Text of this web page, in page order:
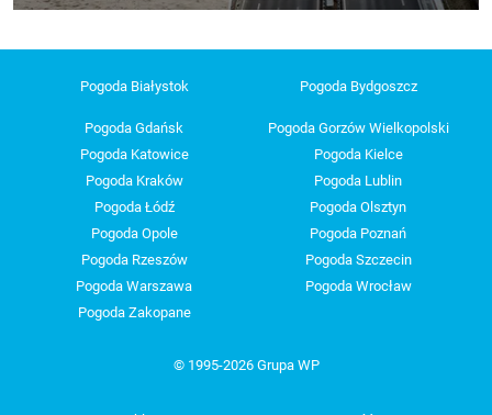
Pogoda Białystok Pogoda Bydgoszcz
Pogoda Gdańsk
Pogoda Gorzów Wielkopolski
Pogoda Katowice
Pogoda Kielce
Pogoda Kraków
Pogoda Lublin
Pogoda Łódź
Pogoda Olsztyn
Pogoda Opole
Pogoda Poznań
Pogoda Rzeszów
Pogoda Szczecin
Pogoda Warszawa
Pogoda Wrocław
Pogoda Zakopane
© 1995-2026 Grupa WP